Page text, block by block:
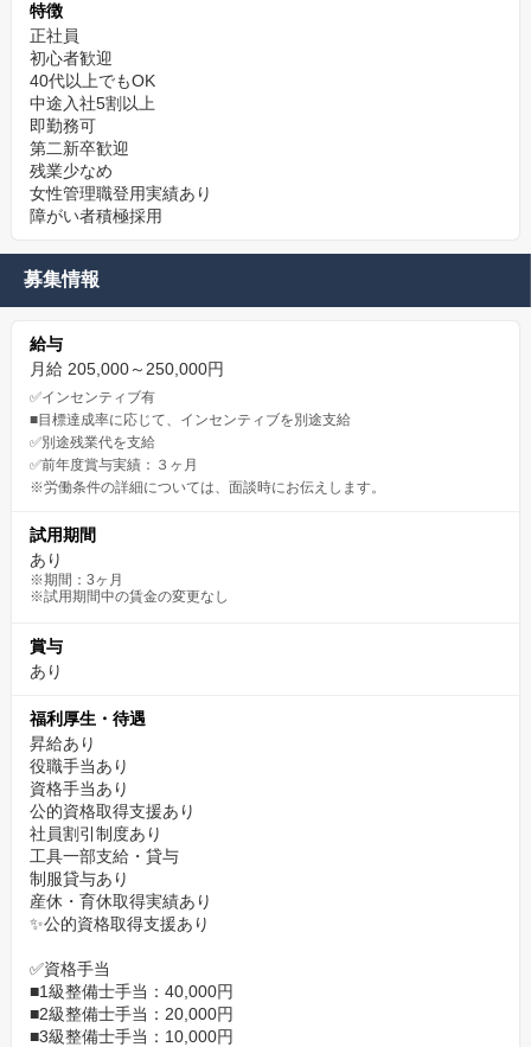
特徴
正社員
初心者歓迎
40代以上でもOK
中途入社5割以上
即勤務可
第二新卒歓迎
残業少なめ
女性管理職登用実績あり
障がい者積極採用
募集情報
給与
月給 205,000～250,000円
✅インセンティブ有
■目標達成率に応じて、インセンティブを別途支給
✅別途残業代を支給
✅前年度賞与実績：３ヶ月
※労働条件の詳細については、面談時にお伝えします。
試用期間
あり
※期間：3ヶ月
※試用期間中の賃金の変更なし
賞与
あり
福利厚生・待遇
昇給あり
役職手当あり
資格手当あり
公的資格取得支援あり
社員割引制度あり
工具一部支給・貸与
制服貸与あり
産休・育休取得実績あり
✨公的資格取得支援あり
✅資格手当
■1級整備士手当：40,000円
■2級整備士手当：20,000円
■3級整備士手当：10,000円